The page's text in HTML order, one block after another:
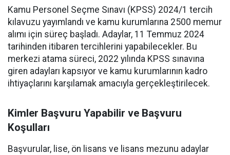
Kamu Personel Seçme Sınavı (KPSS) 2024/1 tercih
kılavuzu yayımlandı ve kamu kurumlarına 2500 memur
alımı için süreç başladı. Adaylar, 11 Temmuz 2024
tarihinden itibaren tercihlerini yapabilecekler. Bu
merkezi atama süreci, 2022 yılında KPSS sınavına
giren adayları kapsıyor ve kamu kurumlarının kadro
ihtiyaçlarını karşılamak amacıyla gerçekleştirilecek.
Kimler Başvuru Yapabilir ve Başvuru
Koşulları
Başvurular, lise, ön lisans ve lisans mezunu adaylar